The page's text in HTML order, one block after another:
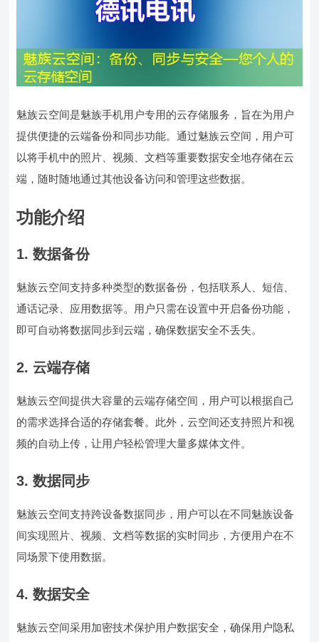
魅族云空间是魅族手机用户专用的云存储服务，旨在为用户
提供便捷的云端备份和同步功能。通过魅族云空间，用户可
以将手机中的照片、视频、文档等重要数据安全地存储在云
端，随时随地通过其他设备访问和管理这些数据。
功能介绍
1. 数据备份
魅族云空间支持多种类型的数据备份，包括联系人、短信、
通话记录、应用数据等。用户只需在设置中开启备份功能，
即可自动将数据同步到云端，确保数据安全不丢失。
2. 云端存储
魅族云空间提供大容量的云端存储空间，用户可以根据自己
的需求选择合适的存储套餐。此外，云空间还支持照片和视
频的自动上传，让用户轻松管理大量多媒体文件。
3. 数据同步
魅族云空间支持跨设备数据同步，用户可以在不同魅族设备
间实现照片、视频、文档等数据的实时同步，方便用户在不
同场景下使用数据。
4. 数据安全
魅族云空间采用加密技术保护用户数据安全，确保用户隐私